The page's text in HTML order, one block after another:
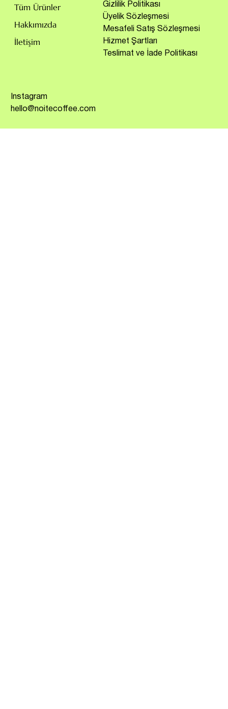
Tüm Ürünler
Hakkımızda
İletişim
Gizlilik Politikası
Üyelik Sözleşmesi
Mesafeli Satış Sözleşmesi
Hizmet Şartları
Teslimat ve İade Politikası
Instagram
hello@noitecoffee.com